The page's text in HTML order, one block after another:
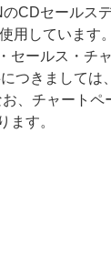
CDセールス
用しています。
セールス・チ
つきましては
、チャートペ
ます。